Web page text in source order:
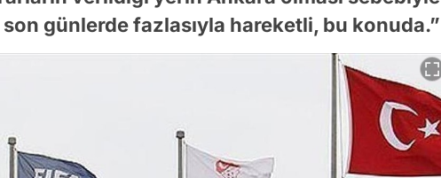
günlerde fazlasıyla hareketli, bu konuda.”